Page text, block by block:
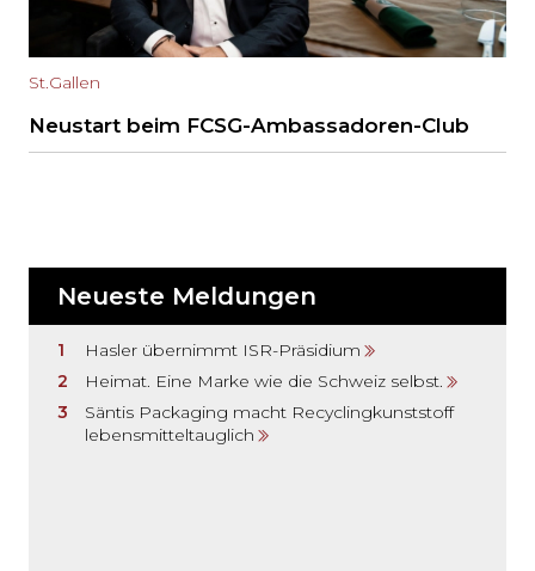
St.Gallen
Neustart beim FCSG-Ambassadoren-Club
Neueste Meldungen
Hasler übernimmt ISR-Präsidium
Heimat. Eine Marke wie die Schweiz selbst.
Säntis Packaging macht Recyclingkunststoff
lebensmitteltauglich